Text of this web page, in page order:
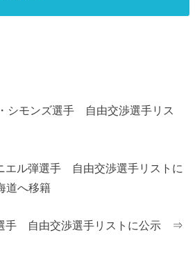
シモンズ選手 自由交渉選手リス
ル弾選手 自由交渉選手リストに
へ移籍
手 自由交渉選手リストに公示 ⇒